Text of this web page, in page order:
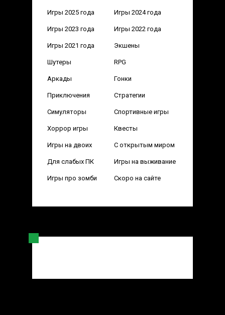
Игры 2025 года Игры 2024 года
Игры 2023 года Игры 2022 года
Игры 2021 года Экшены
Шутеры RPG
Аркады Гонки
Приключения Стратегии
Симуляторы Спортивные игры
Хоррор игры Квесты
Игры на двоих С открытым миром
Для слабых ПК Игры на выживание
Игры про зомби Скоро на сайте